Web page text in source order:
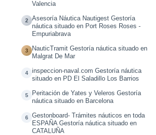
Valencia
2
Asesoría Náutica Nautigest Gestoría
náutica situado en Port Roses Roses -
Empuriabrava
3
NauticTramit Gestoría náutica situado en
Malgrat De Mar
4
inspeccion-naval.com Gestoría náutica
situado en PD El Saladillo Los Barrios
5
Peritación de Yates y Veleros Gestoría
náutica situado en Barcelona
6
Gestonboard- Trámites náuticos en toda
ESPAÑA Gestoría náutica situado en
CATALUÑA